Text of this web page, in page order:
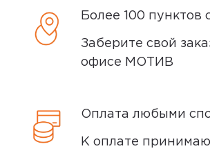
Более 100 пунктов
Заберите свой
офисе МОТИВ
Оплата любыми
К оплате